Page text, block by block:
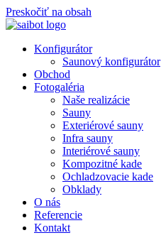
Preskočiť na obsah
Konfigurátor
Saunový konfigurátor
Obchod
Fotogaléria
Naše realizácie
Sauny
Exteriérové sauny
Infra sauny
Interiérové sauny
Kompozitné kade
Ochladzovacie kade
Obklady
O nás
Referencie
Kontakt